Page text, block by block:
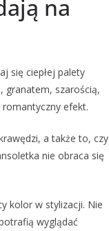
na
się ciepłej palety
granatem, szarością,
efekt.
a także to, czy
nie obraca się
kolor w stylizacji. Nie
wyglądać